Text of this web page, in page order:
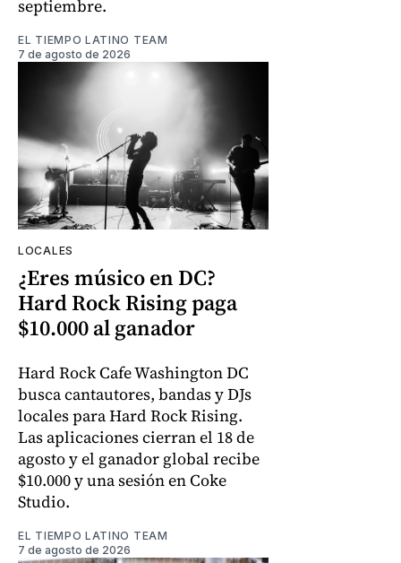
septiembre.
EL TIEMPO LATINO TEAM
7 de agosto de 2026
LOCALES
¿Eres músico en DC?
Hard Rock Rising paga
$10.000 al ganador
Hard Rock Cafe Washington DC
busca cantautores, bandas y DJs
locales para Hard Rock Rising.
Las aplicaciones cierran el 18 de
agosto y el ganador global recibe
$10.000 y una sesión en Coke
Studio.
EL TIEMPO LATINO TEAM
7 de agosto de 2026